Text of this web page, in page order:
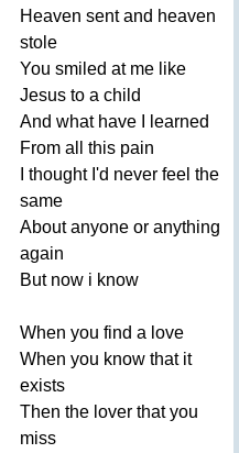
Heaven sent and heaven
stole
You smiled at me like
Jesus to a child
And what have
learned
From all this pain
thought I'd never feel the
same
About anyone or anything
again
But now i know
When you find a love
When you know that it
exists
Then the lover that you
miss